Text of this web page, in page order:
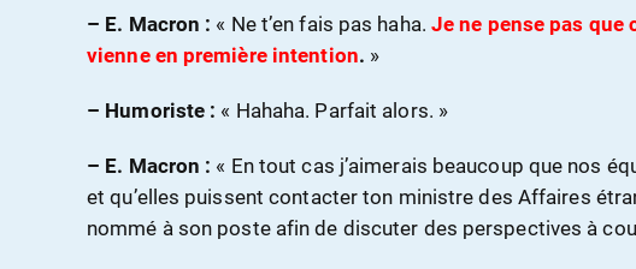
– E. Macron : « Ne t’en fais pas haha. Je ne pense pas que
vienne en première intention. »
– Humoriste : « Hahaha. Parfait alors. »
– E. Macron : « En tout cas j’aimerais beaucoup que nos
et qu’elles puissent contacter ton ministre des Affaires
nommé à son poste afin de discuter des perspectives à